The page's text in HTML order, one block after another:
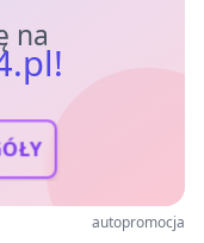
na
autopromocja